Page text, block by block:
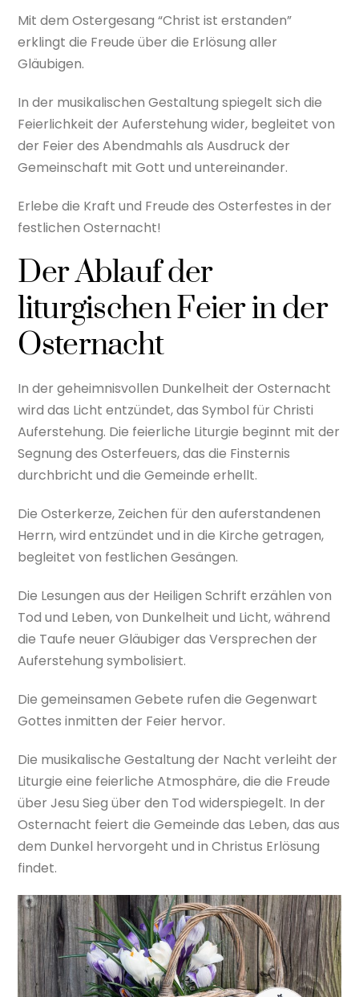
Mit dem Ostergesang “Christ ist erstanden”
erklingt die Freude über die Erlösung aller
Gläubigen.
In der musikalischen Gestaltung spiegelt sich die
Feierlichkeit der Auferstehung wider, begleitet von
der Feier des Abendmahls als Ausdruck der
Gemeinschaft mit Gott und untereinander.
Erlebe die Kraft und Freude des Osterfestes in der
festlichen Osternacht!
Der Ablauf der
liturgischen Feier in der
Osternacht
In der geheimnisvollen Dunkelheit der Osternacht
wird das Licht entzündet, das Symbol für Christi
Auferstehung. Die feierliche Liturgie beginnt mit der
Segnung des Osterfeuers, das die Finsternis
durchbricht und die Gemeinde erhellt.
Die Osterkerze, Zeichen für den auferstandenen
Herrn, wird entzündet und in die Kirche getragen,
begleitet von festlichen Gesängen.
Die Lesungen aus der Heiligen Schrift erzählen von
Tod und Leben, von Dunkelheit und Licht, während
die Taufe neuer Gläubiger das Versprechen der
Auferstehung symbolisiert.
Die gemeinsamen Gebete rufen die Gegenwart
Gottes inmitten der Feier hervor.
Die musikalische Gestaltung der Nacht verleiht der
Liturgie eine feierliche Atmosphäre, die die Freude
über Jesu Sieg über den Tod widerspiegelt. In der
Osternacht feiert die Gemeinde das Leben, das aus
dem Dunkel hervorgeht und in Christus Erlösung
findet.